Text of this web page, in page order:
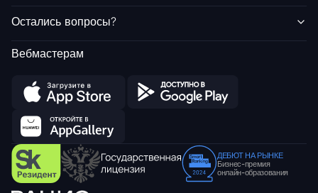
Остались вопросы?
Вебмастерам
ДЕБЮТ НА РЫНКЕ
Бизнес-премия
онлайн-образования